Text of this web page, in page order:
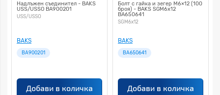
Надлъжен съединител - BAKS
USS/USSO BA900201
USS/USSO
BAKS
BA900201
Добави в количка
Болт с гайка и зегер M6×12 (100
броя) - BAKS SGM6x12
BA650641
SGM6x12
BAKS
BA650641
Добави в количка